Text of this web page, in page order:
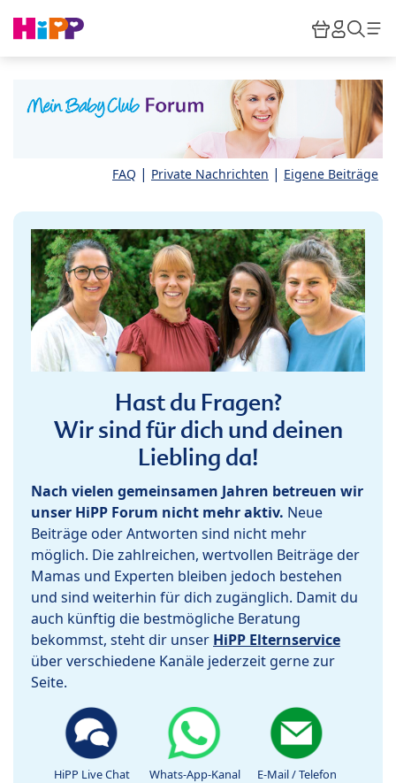
HiPP
FAQ | Private Nachrichten | Eigene Beiträge
Hast du Fragen?
Wir sind für dich und deinen
Liebling da!
Nach vielen gemeinsamen Jahren betreuen wir
unser HiPP Forum nicht mehr aktiv. Neue
Beiträge oder Antworten sind nicht mehr
möglich. Die zahlreichen, wertvollen Beiträge der
Mamas und Experten bleiben jedoch bestehen
und sind weiterhin für dich zugänglich. Damit du
auch künftig die bestmögliche Beratung
bekommst, steht dir unser HiPP Elternservice
über verschiedene Kanäle jederzeit gerne zur
Seite.
HiPP Live Chat Whats-App-Kanal E-Mail / Telefon